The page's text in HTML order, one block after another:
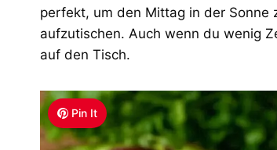
perfekt, um den Mittag in der Sonne
aufzutischen. Auch wenn du wenig
auf den Tisch.
Pin It